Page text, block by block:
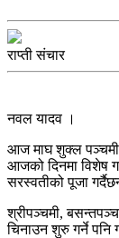
राप्ती संचार
नवल यादव ।
आज माघ शुक्ल पञ्चमी,
आजको दिनमा विशेष
सरस्वतीको पूजा
श्रीपञ्चमी,
चिनाउन शुरु गर्ने पनि